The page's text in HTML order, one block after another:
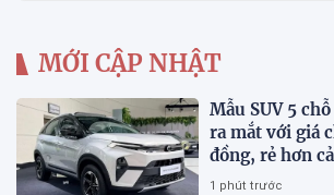
MỚI CẬP NHẬT
Mẫu SUV 5
ra mắt với giá
đồng, rẻ hơn
i10 và Kia
1 phút trước